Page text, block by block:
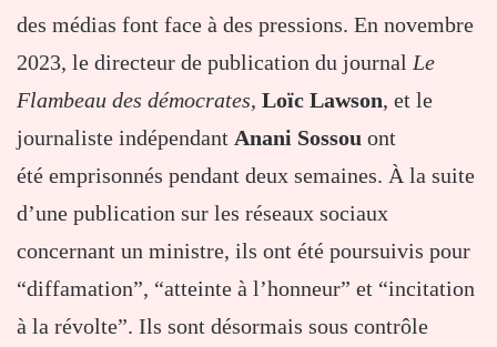
des médias font face à des pressions. En novembre
2023, le directeur de publication du journal Le
Flambeau des démocrates, Loïc Lawson, et le
journaliste indépendant Anani Sossou ont
été emprisonnés pendant deux semaines. À la suite
d’une publication sur les réseaux sociaux
concernant un ministre, ils ont été poursuivis pour
“diffamation”, “atteinte à l’honneur” et “incitation
à la révolte”. Ils sont désormais sous contrôle